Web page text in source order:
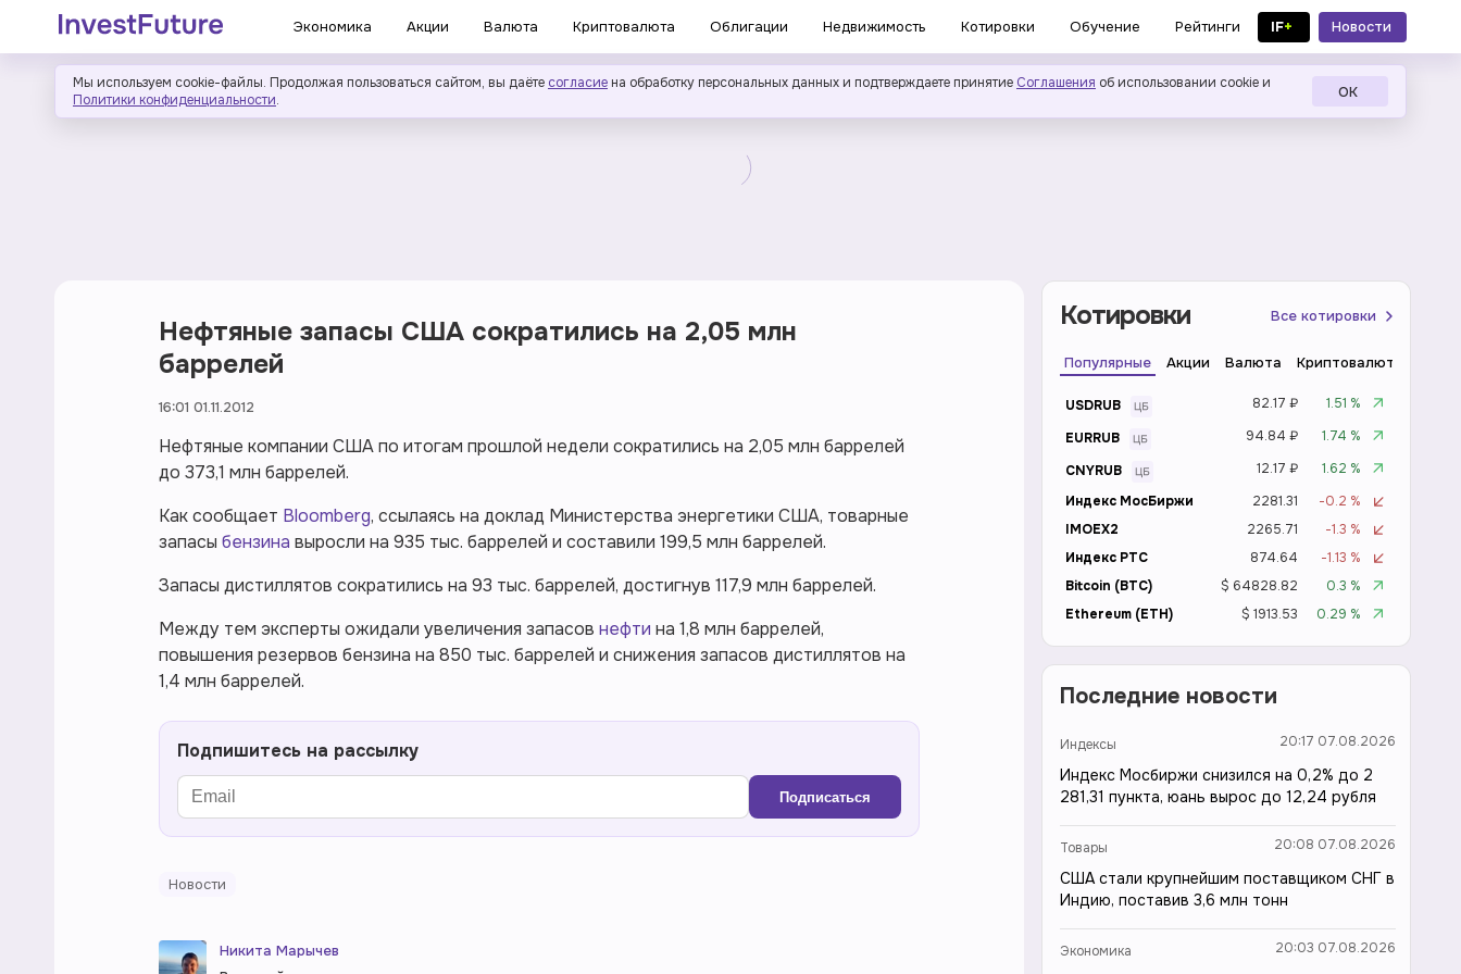
Экономика Акции Валюта Криптовалюта Облигации Недвижимость Котировки Обучение Рейтинги IF+
Новости
в MAX
Мы используем cookie-файлы. Продолжая пользоваться сайтом, вы даёте согласие на обработку персональных данных и подтверждаете принятие Соглашения об использовании cookie и
Политики конфиденциальности. ОК
Нефтяные запасы США сократились на 2,05 млн
баррелей
16:01 01.11.2012
Нефтяные компании США по итогам прошлой недели сократились на 2,05 млн баррелей
до 373,1 млн баррелей.
Как сообщает Bloomberg, ссылаясь на доклад Министерства энергетики США, товарные
запасы бензина выросли на 935 тыс. баррелей и составили 199,5 млн баррелей.
Запасы дистиллятов сократились на 93 тыс. баррелей, достигнув 117,9 млн баррелей.
Между тем эксперты ожидали увеличения запасов нефти на 1,8 млн баррелей,
повышения резервов бензина на 850 тыс. баррелей и снижения запасов дистиллятов на
1,4 млн баррелей.
Подпишитесь на рассылку
Подписаться
Новости
Никита Марычев
Котировки Все котировки
Популярные Акции Валюта Криптовалюта
USDRUB 82.17 ₽
1.51 %
EURRUB
94.84 ₽
1.74 %
CNYRUB
12.17 ₽
1.62 %
Индекс МосБиржи
2281.31
-0.2 %
IMOEX2
2265.71
-1.3 %
Индекс РТС
874.64
-1.13 %
Bitcoin (BTC)
$ 64828.82
0.3 %
Ethereum (ETH)
$ 1913.53 0.29 %
Последние новости
Индексы 20:17 07.08.2026
Индекс Мосбиржи снизился на 0,2% до 2
281,31 пункта, юань вырос до 12,24 рубля
Товары 20:08 07.08.2026
США стали крупнейшим поставщиком СНГ в
Индию, поставив 3,6 млн тонн
Экономика 20:03 07.08.2026